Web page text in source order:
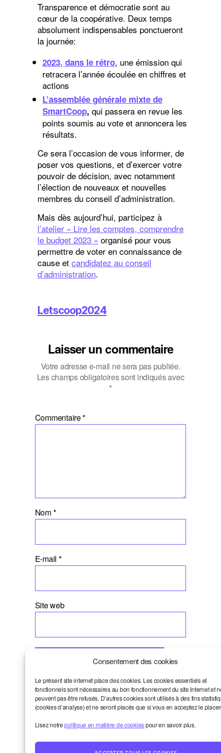
Consentement des cookies
Le présent site internet place des cookies. Les cookies essentiels et
fonctionnels sont nécessaires au bon fonctionnement du site Internet et
peuvent pas être refusés. D’autres cookies sont utilisés à des fins
(cookies d’analyse) et ne seront placés que si vous en acceptez le
Lisez notrepolitique en matière de cookiespour en savoir plus.
Transparence et démocratie sont au
cœur de la coopérative. Deux temps
absolument indispensables ponctueront
la journée:
2023, dans le rétro, une émission qui
retracera l’année écoulée en chiffres et
actions
L’assemblée générale mixte de
SmartCoop, qui passera en revue les
points soumis au vote et annoncera les
résultats.
Ce sera l’occasion de vous informer, de
poser vos questions, et d’exercer votre
pouvoir de décision, avec notamment
l’élection de nouveaux et nouvelles
membres du conseil d’administration.
Mais dès aujourd’hui, participez à
l’atelier « Lire les comptes, comprendre
le budget 2023 » organisé pour vous
permettre de voter en connaissance de
cause etcandidatez au conseil
d’administration.
Letscoop2024
Laisser un commentaire
Votre adresse e-mail ne sera pas publiée.
Les champs obligatoires sont indiqués avec
*
Commentaire*
Nom*
E-mail *
Site web
Dernières chroniques
Propulser vos sujets au conseil